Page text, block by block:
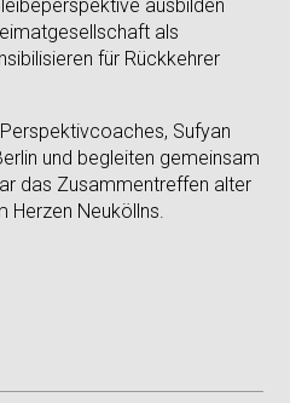
ausbilden
als
für Rückkehrer
Sufyan
und begleiten gemeinsam
das Zusammentreffen alter
Herzen Neuköllns.